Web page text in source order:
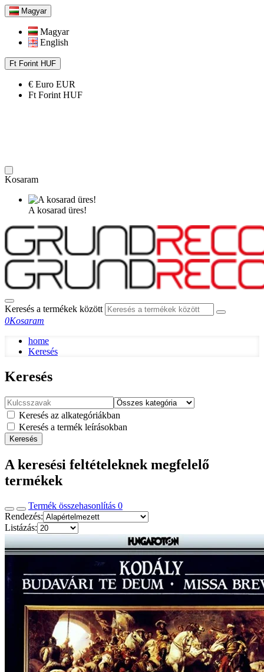
Magyar
Magyar
English
Ft Forint HUF
€ Euro EUR
Ft Forint HUF
Kosaram
A kosarad üres!
Keresés a termékek között
0Kosaram
home
Keresés
Keresés
Keresés az alkategóriákban
Keresés a termék leírásokban
Keresés
A keresési feltételeknek megfelelő
termékek
Termék összehasonlítás 0
Rendezés:
Listázás: